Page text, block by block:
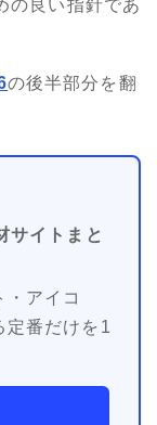
の良い指針であ
の後半部分を翻
サイトまと
アイコ
定番だけを1